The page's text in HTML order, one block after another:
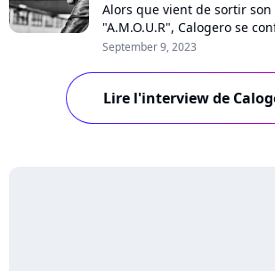
Alors que vient de sortir
"A.M.O.U.R", Calogero se
la pression, sa vision de
disques ou encore ses
quelques titres. Interview
September 9, 2023
Lire l'interview de